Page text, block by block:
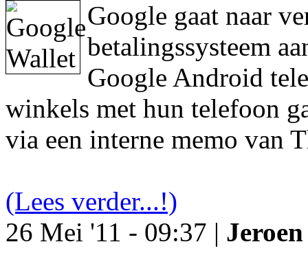
Google gaat naar
betalingssysteem
Google Android
winkels met hun telefoon
via een interne memo van
(Lees verder...!)
26 Mei '11 - 09:37 |